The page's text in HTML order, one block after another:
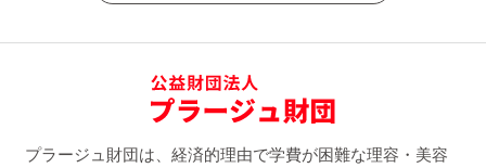
プラージュ財団は、経済的理由で学費が困難な理容・美容